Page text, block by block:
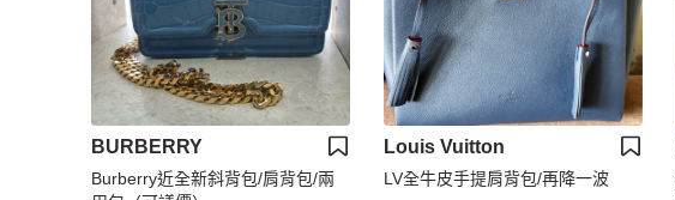
BURBERRY
Burberry近全新斜背包/肩背包/兩
Louis Vuitton
LV全牛皮手提肩背包/再降一波